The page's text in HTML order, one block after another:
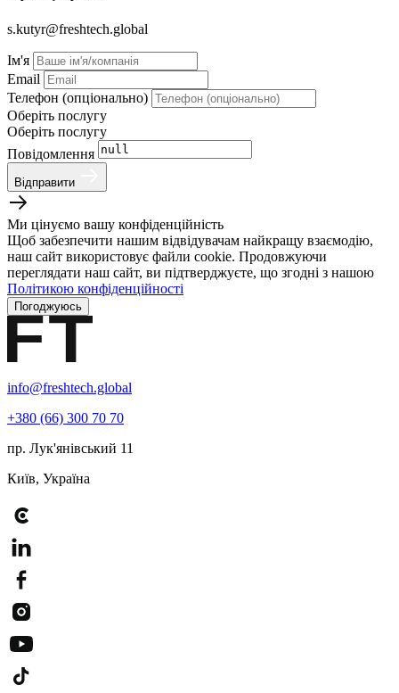
s.kutyr@freshtech.global
Ім'я
Email
Телефон (опціонально)
Оберіть послугу
Оберіть послугу
Повідомлення
Відправити
Ми цінуємо вашу конфіденційність
Щоб забезпечити нашим відвідувачам найкращу взаємодію,
наш сайт використовує файли cookie. Продовжуючи
переглядати наш сайт, ви підтверджуєте, що згодні з нашою
Політикою конфіденційності
Погоджуюсь
info@freshtech.global
+380 (66) 300 70 70
пр. Лук'янівський 11
Київ, Україна